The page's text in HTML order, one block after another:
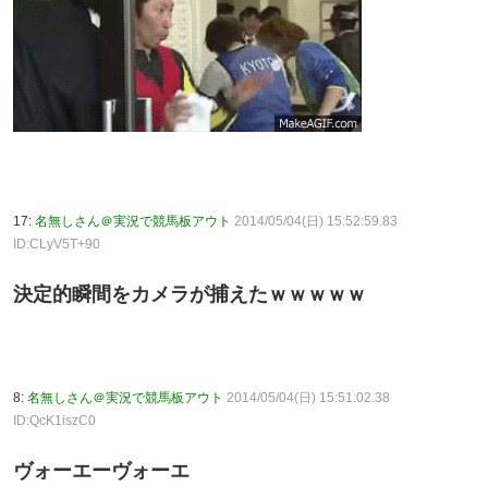
17: 名無しさん＠実況で競馬板アウト 2014/05/04(日) 15:52:59.83
ID:CLyV5T+90
決定的瞬間をカメラが捕えたｗｗｗｗｗ
8: 名無しさん＠実況で競馬板アウト 2014/05/04(日) 15:51:02.38
ID:QcK1iszC0
ヴォーエーヴォーエ